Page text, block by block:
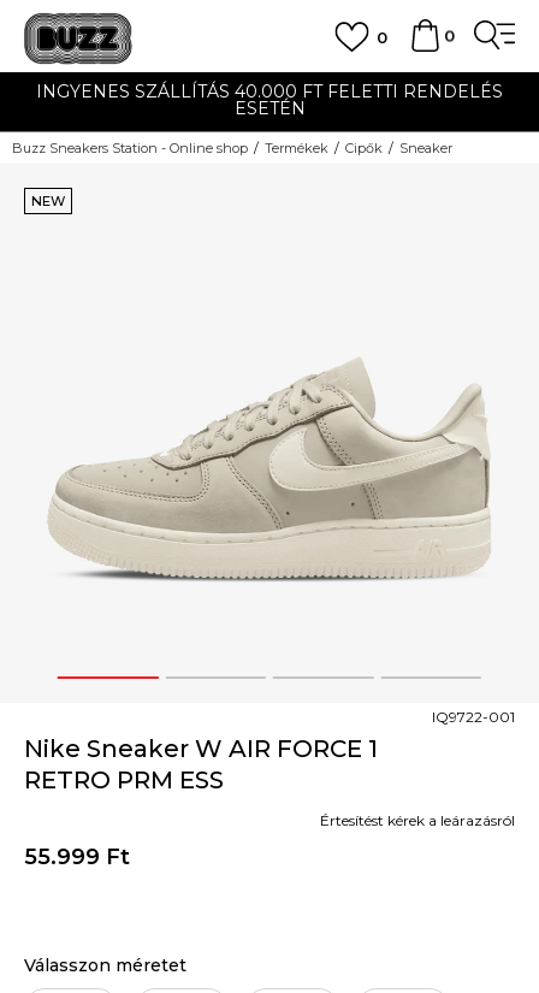
0
0
INGYENES SZÁLLÍTÁS 40.000 FT FELETTI RENDELÉS
ESETÉN
Buzz Sneakers Station - Online shop Termékek Cipők Sneaker
1 2 3 4
NEW
Nike Sneaker W AIR FORCE 1
RETRO PRM ESS
IQ9722-001
55.999 Ft
Értesítést kérek a leárazásról
Válasszon méretet